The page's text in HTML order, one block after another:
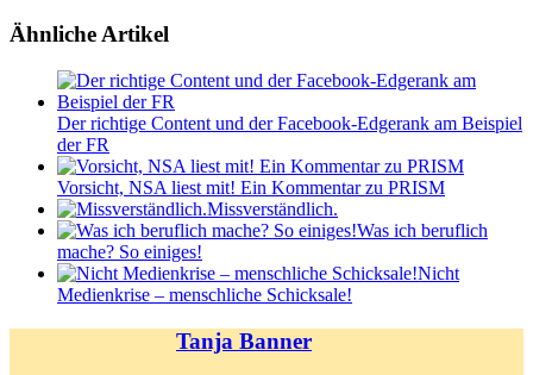
Ähnliche Artikel
Der richtige Content und der Facebook-Edgerank am Beispiel
der FR
Vorsicht, NSA liest mit! Ein Kommentar zu PRISM
Missverständlich.
Was ich beruflich
mache? So einiges!
Nicht
Medienkrise – menschliche Schicksale!
Tanja Banner